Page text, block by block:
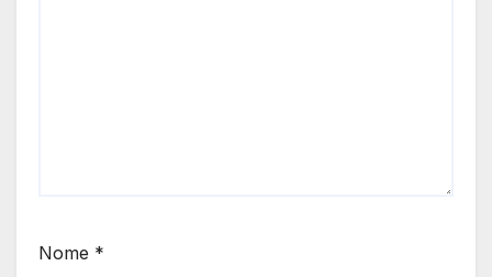
Nome *